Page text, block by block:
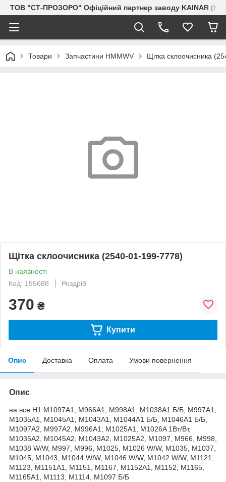
ТОВ "СТ-ПРОЗОРО" Офіційний партнер заводу KAINAR
Товари Запчастини HMMWV Щітка склоочисника
Щітка склоочисника (2540-01-199-7778)
В наявності
Код: 155688
Роздріб
370 ₴
Купити
Опис Доставка Оплата Умови повернення
Опис
на все Н1 M1097A1, M966A1, M998A1, M1038A1 Б/Б, M997A1,
M1035A1, M1045A1, M1043A1, M1044A1 Б/Б, M1046A1 Б/Б,
M1097A2, M997A2, M996A1, M1025A1, M1026A 1Вт/Вт,
М1035А2, М1045А2, М1043А2, М1025А2, M1097, M966, M998,
M1038 W/W, M997, M996, M1025, M1026 W/W, M1035, M1037,
M1045, M1043, M1044 W/W, M1046 W/W, M1042 W/W, M1121,
M1123, M1151A1, М1151, М1167, М1152А1, М1152, М1165,
М1165А1, М1113, М1114, М1097 Б/Б